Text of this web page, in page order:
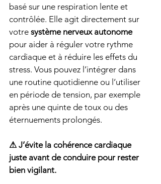
basé sur une respiration lente et
contrôlée. Elle agit directement sur
votre système nerveux autonome
pour aider à réguler votre rythme
cardiaque et à réduire les effets du
stress. Vous pouvez l’intégrer dans
une routine quotidienne ou l’utiliser
en période de tension, par exemple
après une quinte de toux ou des
éternuements prolongés.
⚠ J’évite la cohérence cardiaque
juste avant de conduire pour rester
bien vigilant.